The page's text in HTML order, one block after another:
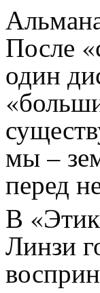
После
один
мы –
перед
В
Линзи